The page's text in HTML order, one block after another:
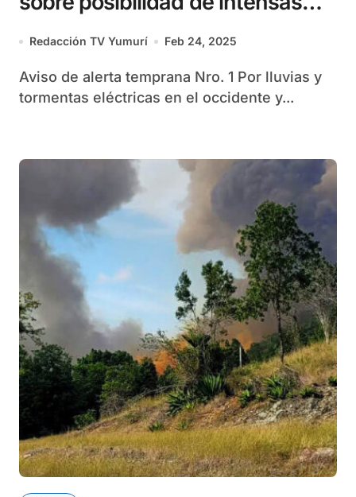
lluvias desde la tarde de hoy
Redacción TV Yumurí Feb 24, 2025
Aviso de alerta temprana Nro. 1 Por lluvias y
tormentas eléctricas en el occidente y...